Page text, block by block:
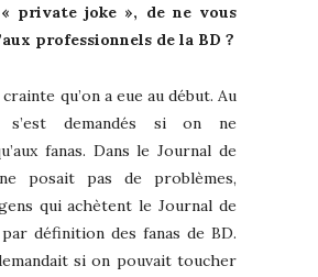
private joke », de ne vous
professionnels de la BD ?
crainte qu’on a eue au début. Au
s’est demandés si on ne
fanas. Dans le Journal de
posait pas de problèmes,
qui achètent le Journal de
définition des fanas de BD.
si on pouvait toucher